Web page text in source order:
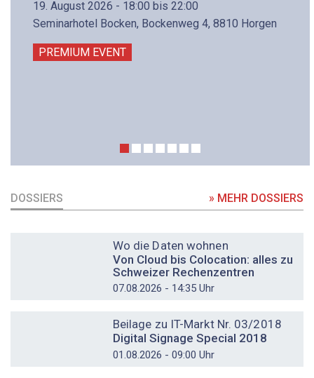
19. August 2026 - 18:00 bis 22:00
Seminarhotel Bocken, Bockenweg 4, 8810 Horgen
PREMIUM EVENT
DOSSIERS » MEHR DOSSIERS
Wo die Daten wohnen
Von Cloud bis Colocation: alles zu
Schweizer Rechenzentren
07.08.2026 - 14:35 Uhr
Beilage zu IT-Markt Nr. 03/2018
Digital Signage Special 2018
01.08.2026 - 09:00 Uhr